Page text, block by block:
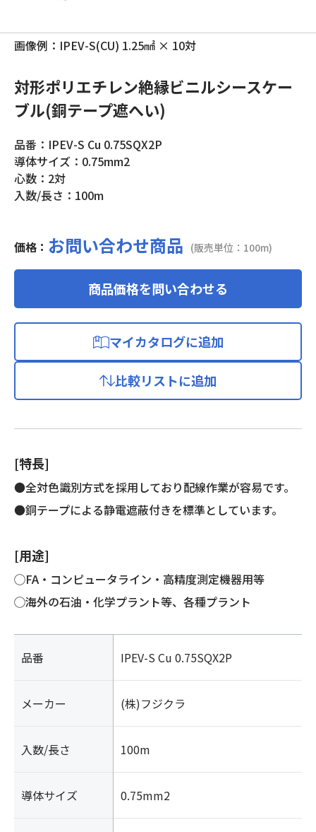
画像例：IPEV-S(CU) 1.25㎟ × 10対
対形ポリエチレン絶縁ビニルシースケー
ブル(銅テープ遮へい)
品番：IPEV-S Cu 0.75SQX2P
導体サイズ：0.75mm2
心数：2対
入数/長さ：100m
価格： お問い合わせ商品 (販売単位：100m)
商品価格を問い合わせる
マイカタログに追加
比較リストに追加
[特長]
●全対色識別方式を採用しており配線作業が容易です。
●銅テープによる静電遮蔽付きを標準としています。
[用途]
◯FA・コンピュータライン・高精度測定機器用等
◯海外の石油・化学プラント等、各種プラント
品番 IPEV-S Cu 0.75SQX2P
メーカー (株)フジクラ
入数/長さ 100m
導体サイズ 0.75mm2